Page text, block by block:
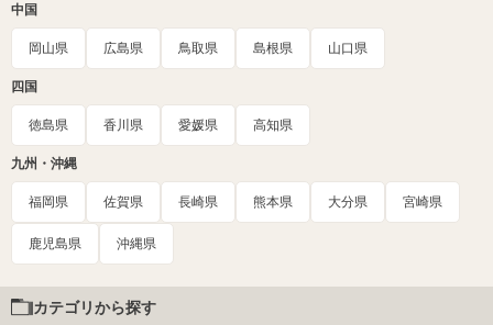
中国
岡山県 広島県 鳥取県 島根県 山口県
四国
徳島県 香川県 愛媛県 高知県
九州・沖縄
福岡県 佐賀県 長崎県 熊本県 大分県 宮崎県
鹿児島県 沖縄県
カテゴリから探す